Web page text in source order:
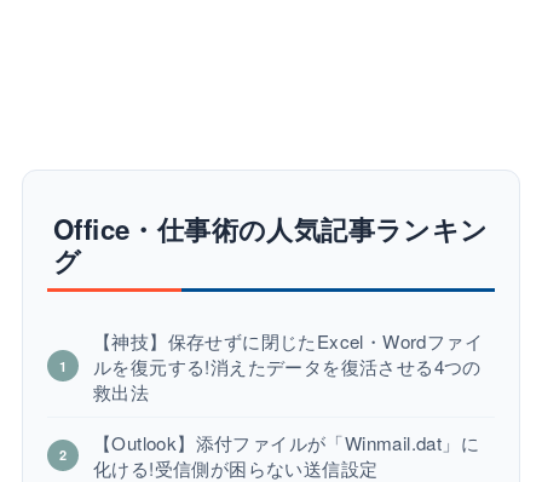
Office・仕事術の人気記事ランキン
グ
【神技】保存せずに閉じたExcel・Wordファイ
ルを復元する!消えたデータを復活させる4つの
救出法
【Outlook】添付ファイルが「Winmail.dat」に
化ける!受信側が困らない送信設定